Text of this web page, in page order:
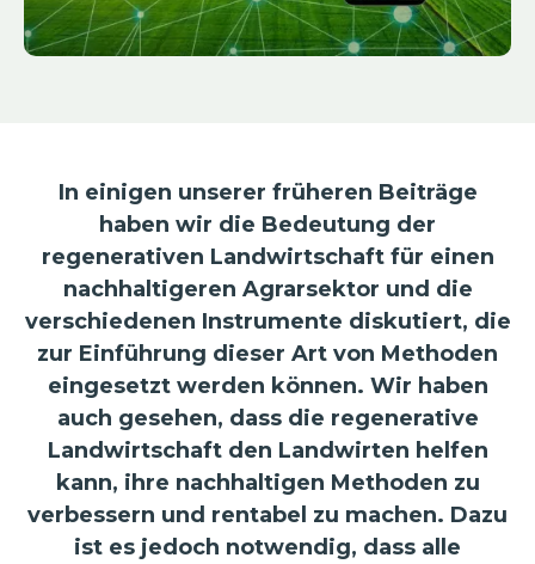
In einigen unserer früheren Beiträge
haben wir die Bedeutung der
regenerativen Landwirtschaft für einen
nachhaltigeren Agrarsektor und die
verschiedenen Instrumente diskutiert, die
zur Einführung dieser Art von Methoden
eingesetzt werden können. Wir haben
auch gesehen, dass die regenerative
Landwirtschaft den Landwirten helfen
kann, ihre nachhaltigen Methoden zu
verbessern und rentabel zu machen. Dazu
ist es jedoch notwendig, dass alle